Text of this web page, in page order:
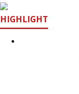
HIGHLIGHT